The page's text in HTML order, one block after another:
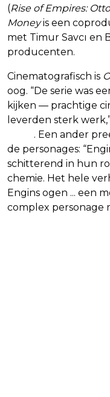
(Rise of Empires:
Moneyis een
met Timur Savcı en
producenten.
Cinematografisch is
oog. “De serie was
kijken — prachtige
leverden sterk
. Een ander
de personages:
schitterend in hun
chemie. Het hele
Engins ogen ... een
complex personage